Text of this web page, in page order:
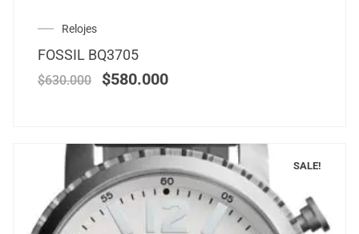
Relojes
FOSSIL BQ3705
$630.000 $580.000
SALE!